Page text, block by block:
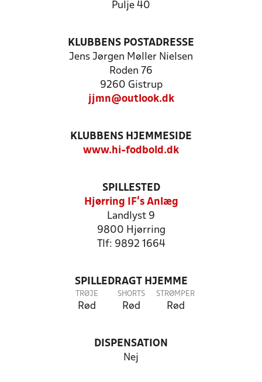
Pulje 40
KLUBBENS POSTADRESSE
Jens Jørgen Møller Nielsen
Roden 76
9260 Gistrup
jjmn@outlook.dk
KLUBBENS HJEMMESIDE
www.hi-fodbold.dk
SPILLESTED
Hjørring IF's Anlæg
Landlyst 9
9800 Hjørring
Tlf: 9892 1664
SPILLEDRAGT HJEMME
TRØJE
Rød
SHORTS
Rød
STRØMPER
Rød
DISPENSATION
Nej